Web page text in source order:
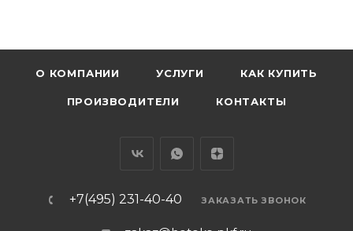
О КОМПАНИИ УСЛУГИ КАК КУПИТЬ
ПРОИЗВОДИТЕЛИ КОНТАКТЫ
+7(495) 231-40-40 ЗАКАЗАТЬ ЗВОНОК